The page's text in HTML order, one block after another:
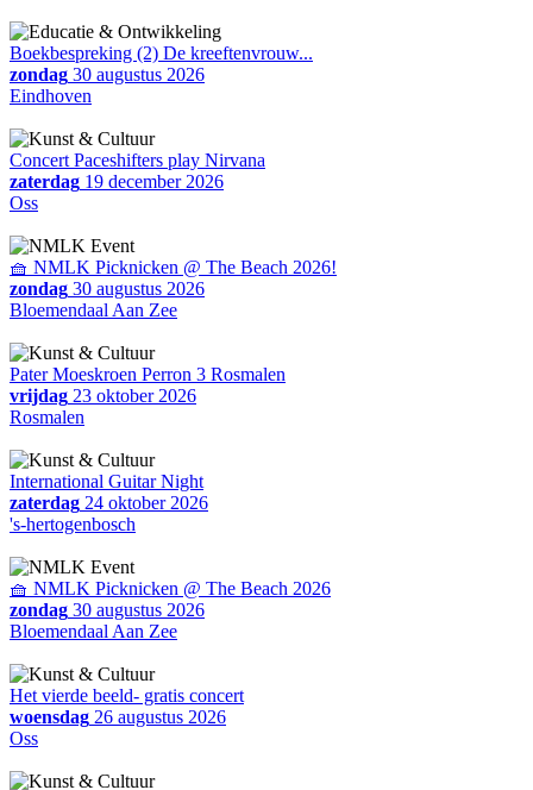
Boekbespreking (2) De kreeftenvrouw...
zondag 30 augustus 2026
Eindhoven
Concert Paceshifters play Nirvana
zaterdag 19 december 2026
Oss
🧺 NMLK Picknicken @ The Beach 2026!
zondag 30 augustus 2026
Bloemendaal Aan Zee
Pater Moeskroen Perron 3 Rosmalen
vrijdag 23 oktober 2026
Rosmalen
International Guitar Night
zaterdag 24 oktober 2026
's-hertogenbosch
🧺 NMLK Picknicken @ The Beach 2026
zondag 30 augustus 2026
Bloemendaal Aan Zee
Het vierde beeld- gratis concert
woensdag 26 augustus 2026
Oss